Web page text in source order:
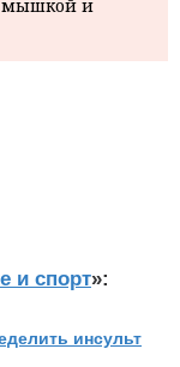
мышкой и
и спорт»:
инсульт